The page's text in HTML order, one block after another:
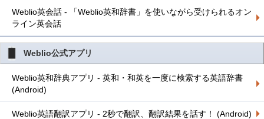
Weblio英会話 - 「Weblio英和辞書」を使いながら受けられるオン
ライン英会話
Weblio公式アプリ
Weblio英和辞典アプリ - 英和・和英を一度に検索する英語辞書
(Android)
Weblio英語翻訳アプリ - 2秒で翻訳、翻訳結果を話す！ (Android)